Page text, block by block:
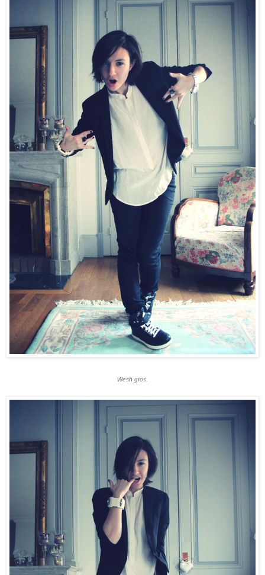
Wesh gros.